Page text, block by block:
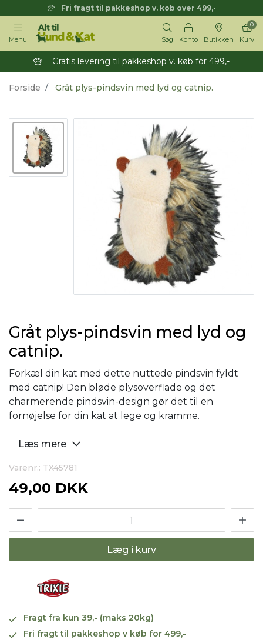
Fri fragt til pakkeshop v. køb over 499,-
Menu Søg Konto Butikken Kurv
0
Gratis levering til pakkeshop v. køb for 499,-
Forside Gråt plys-pindsvin med lyd og catnip.
Gråt plys-pindsvin med lyd og
catnip.
Forkæl din kat med dette nuttede pindsvin fyldt
med catnip! Den bløde plysoverflade og det
charmerende pindsvin-design gør det til en
fornøjelse for din kat at lege og kramme.
Læs mere
Varenr.: TX45781
49,00 DKK
Læg i kurv
Fragt fra kun 39,- (maks 20kg)
Fri fragt til pakkeshop v køb for 499,-